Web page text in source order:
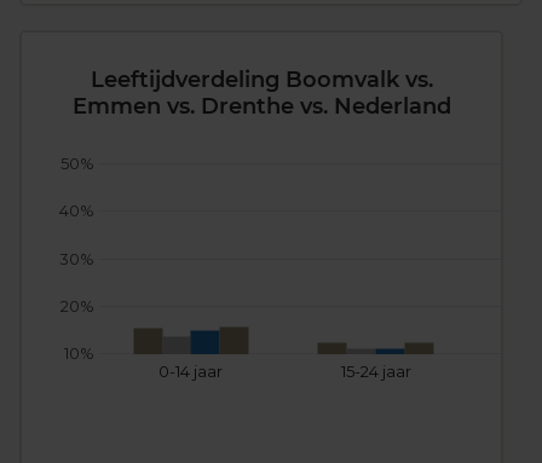
Leeftijdverdeling Boomvalk vs.
Emmen vs. Drenthe vs. Nederland
0-14 jaar 15-24 jaar
10%
20%
30%
40%
50%